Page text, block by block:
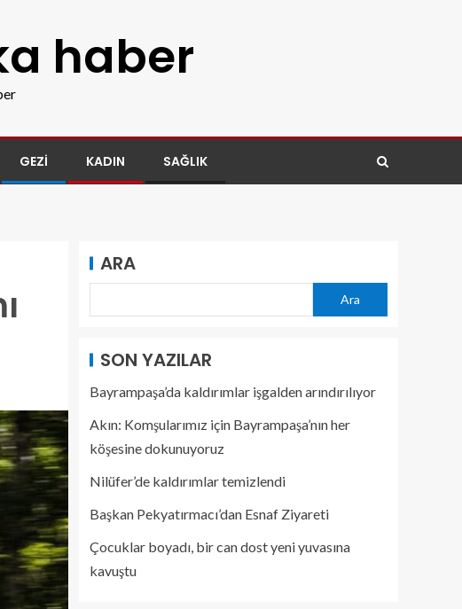
haber
GEZI KADIN SAĞLIK
ARA
Ara
SON YAZILAR
Bayrampaşa’da kaldırımlar işgalden arındırılıyor
Akın: Komşularımız için Bayrampaşa’nın her
köşesine dokunuyoruz
Nilüfer’de kaldırımlar temizlendi
Başkan Pekyatırmacı’dan Esnaf Ziyareti
Çocuklar boyadı, bir can dost yeni yuvasına
kavuştu